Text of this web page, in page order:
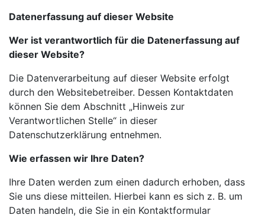
Datenerfassung auf dieser Website
Wer ist verantwortlich für die Datenerfassung auf
dieser Website?
Die Datenverarbeitung auf dieser Website erfolgt
durch den Websitebetreiber. Dessen Kontaktdaten
können Sie dem Abschnitt „Hinweis zur
Verantwortlichen Stelle“ in dieser
Datenschutzerklärung entnehmen.
Wie erfassen wir Ihre Daten?
Ihre Daten werden zum einen dadurch erhoben, dass
Sie uns diese mitteilen. Hierbei kann es sich z. B. um
Daten handeln, die Sie in ein Kontaktformular